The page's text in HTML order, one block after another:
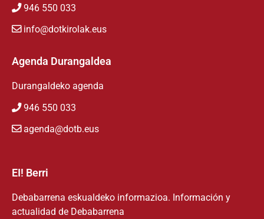
946 550 033
info@dotkirolak.eus
Agenda Durangaldea
Durangaldeko agenda
946 550 033
agenda@dotb.eus
EI! Berri
Debabarrena eskualdeko informazioa. Información y
actualidad de Debabarrena